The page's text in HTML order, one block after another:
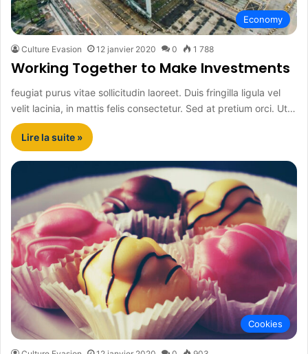
Economy
Culture Evasion 12 janvier 2020 0 1 788
Working Together to Make Investments
feugiat purus vitae sollicitudin laoreet. Duis fringilla ligula vel
velit lacinia, in mattis felis consectetur. Sed at pretium orci. Ut…
Lire la suite »
Cookies